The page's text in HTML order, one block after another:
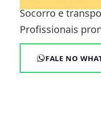
Socorro e
Profissionais
FALE NO